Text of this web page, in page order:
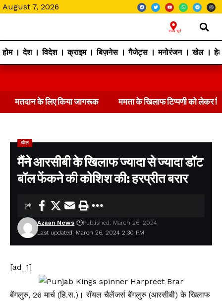
August 7, 2026
राज्य चुने
होम देश विदेश क्राइम बिज़नेस गैजेट्स मनोरंजन खेल
मतदान के लिए किया जागरूक ममता के खिलाफ टिप्पणी को लेकर
खेल
मैंने आरसीबी के खिलाफ ज्यादा से ज्यादा डॉट
बॉल फेंकने की कोशिश की: हरप्रीत बरार
Last updated: March 26, 2024 2:30 PM
Azaan News Published: March 26, 2024
[ad_1]
बेंगलुरु, 26 मार्च (हि.स.)। रॉयल चैलेंजर्स बेंगलुरु (आरसीबी) के खिलाफ